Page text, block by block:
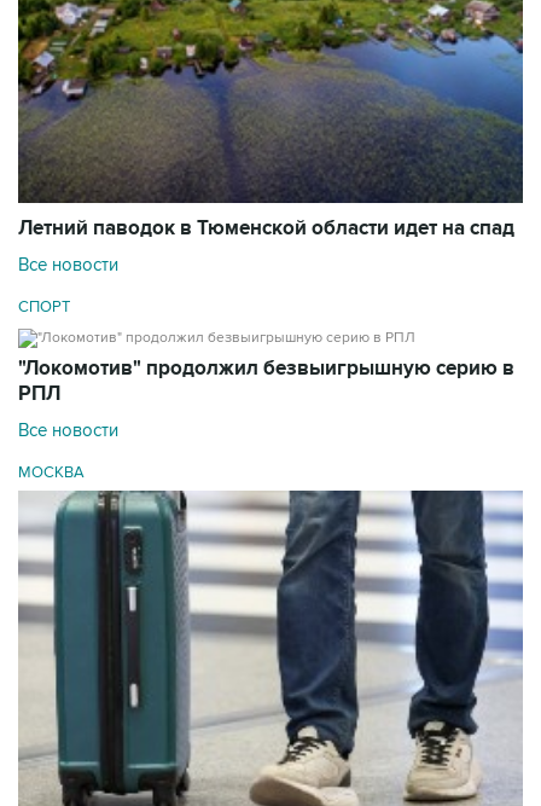
Летний паводок в Тюменской области идет на спад
Все новости
СПОРТ
"Локомотив" продолжил безвыигрышную серию в
РПЛ
Все новости
МОСКВА